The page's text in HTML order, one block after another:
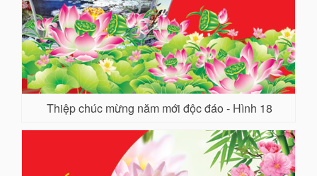
Thiệp chúc mừng năm mới độc đáo - Hình 18